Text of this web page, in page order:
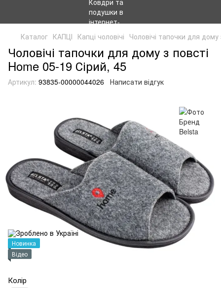
Каталог КАПЦІ Капці чоловічі Чоловічі тапочки для
Чоловічі тапочки для дому з повсті
Home 05-19 Сірий, 45
Артикул: 93835-00000044026 Написати відгук
Новинка
Відео
Колір